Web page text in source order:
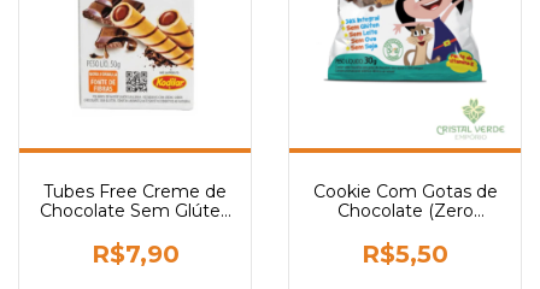
Tubes Free Creme de
Chocolate Sem Glúten
R$7,90
Cookie Com Gotas de
Chocolate (Zero
Luna 30g
R$5,50